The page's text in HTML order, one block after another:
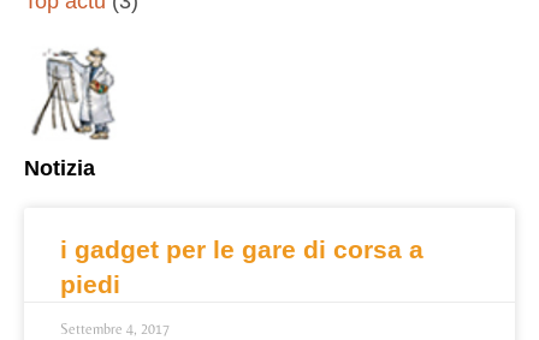
Notizia
i gadget per le gare di corsa a
piedi
Settembre 4, 2017